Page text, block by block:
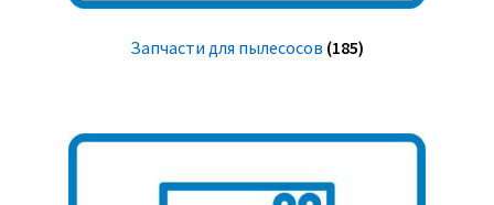
Запчасти для пылесосов (185)